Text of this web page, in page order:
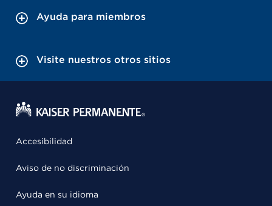
Ayuda para miembros
Visite nuestros otros sitios
Accesibilidad
Aviso de no discriminación
Ayuda en su idioma